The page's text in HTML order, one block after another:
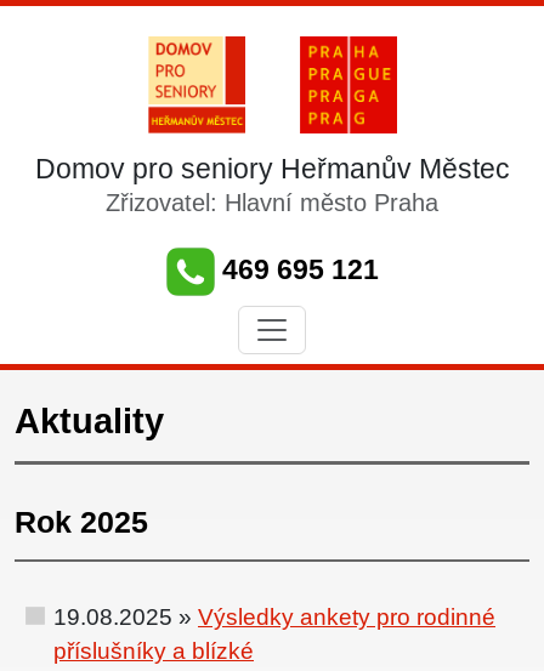
Domov pro seniory Heřmanův Městec
Zřizovatel: Hlavní město Praha
469 695 121
Aktuality
Rok 2025
19.08.2025 » Výsledky ankety pro rodinné
příslušníky a blízké